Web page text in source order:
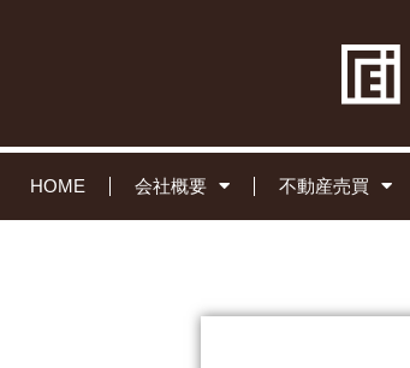
HOME 会社概要 不動産売買